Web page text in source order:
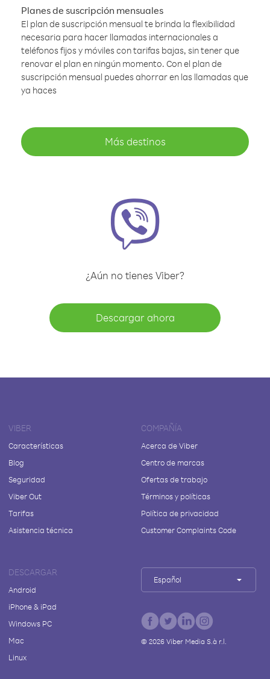
Planes de suscripción mensuales
El plan de suscripción mensual te brinda la flexibilidad
necesaria para hacer llamadas internacionales a
teléfonos fijos y móviles con tarifas bajas, sin tener que
renovar el plan en ningún momento. Con el plan de
suscripción mensual puedes ahorrar en las llamadas que
ya haces
Más destinos
¿Aún no tienes Viber?
Descargar ahora
VIBER
Características
Blog
Seguridad
Viber Out
Tarifas
Asistencia técnica
COMPAÑÍA
Acerca de Viber
Centro de marcas
Ofertas de trabajo
Términos y políticas
Política de privacidad
Customer Complaints Code
DESCARGAR
Android
iPhone & iPad
Windows PC
Mac
Linux
Español
© 2026Viber Media S.à r.l.